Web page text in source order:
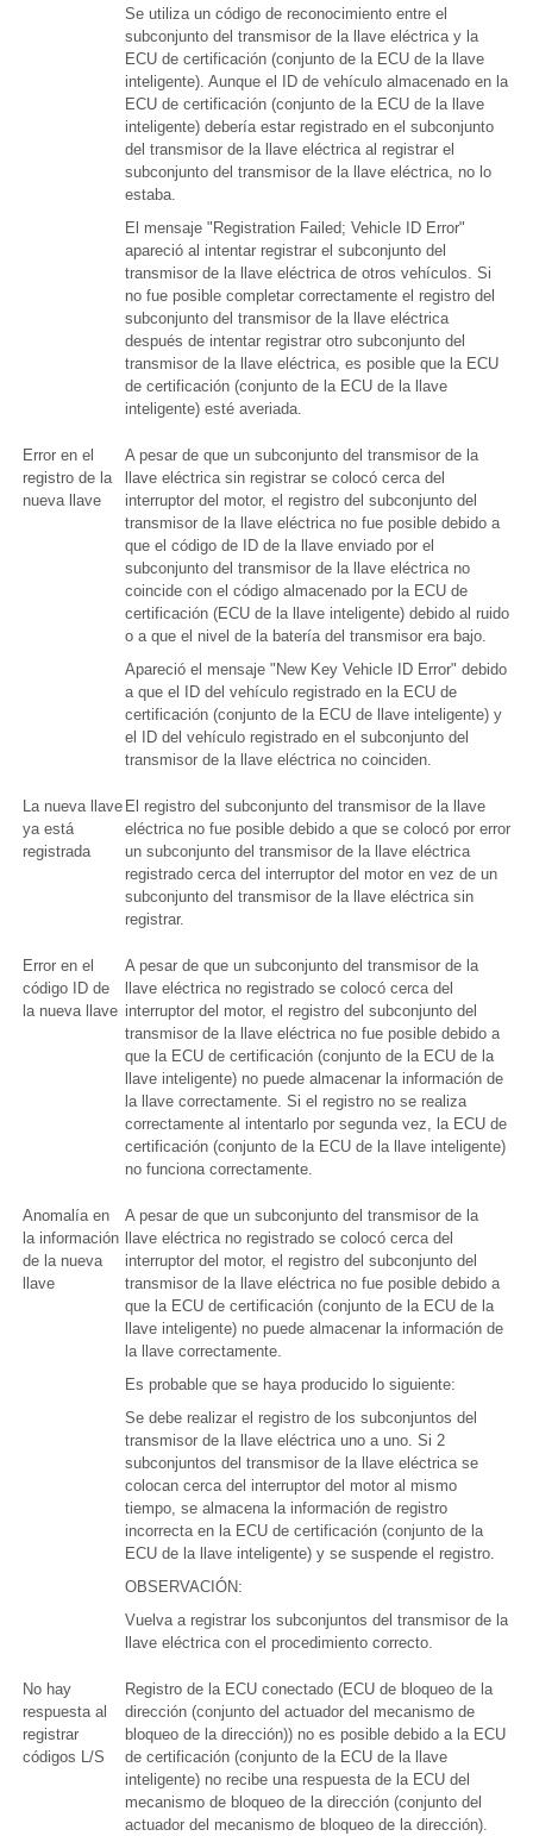
Se utiliza un código de reconocimiento entre el
subconjunto del transmisor de la llave eléctrica y la
ECU de certificación (conjunto de la ECU de la llave
inteligente). Aunque el ID de vehículo almacenado en la
ECU de certificación (conjunto de la ECU de la llave
inteligente) debería estar registrado en el subconjunto
del transmisor de la llave eléctrica al registrar el
subconjunto del transmisor de la llave eléctrica, no lo
estaba.
El mensaje "Registration Failed; Vehicle ID Error"
apareció al intentar registrar el subconjunto del
transmisor de la llave eléctrica de otros vehículos. Si
no fue posible completar correctamente el registro del
subconjunto del transmisor de la llave eléctrica
después de intentar registrar otro subconjunto del
transmisor de la llave eléctrica, es posible que la ECU
de certificación (conjunto de la ECU de la llave
inteligente) esté averiada.
Error en el
registro de la
nueva llave
A pesar de que un subconjunto del transmisor de la
llave eléctrica sin registrar se colocó cerca del
interruptor del motor, el registro del subconjunto del
transmisor de la llave eléctrica no fue posible debido a
que el código de ID de la llave enviado por el
subconjunto del transmisor de la llave eléctrica no
coincide con el código almacenado por la ECU de
certificación (ECU de la llave inteligente) debido al ruido
o a que el nivel de la batería del transmisor era bajo.
Apareció el mensaje "New Key Vehicle ID Error" debido
a que el ID del vehículo registrado en la ECU de
certificación (conjunto de la ECU de llave inteligente) y
el ID del vehículo registrado en el subconjunto del
transmisor de la llave eléctrica no coinciden.
La nueva llave
ya está
registrada
El registro del subconjunto del transmisor de la llave
eléctrica no fue posible debido a que se colocó por error
un subconjunto del transmisor de la llave eléctrica
registrado cerca del interruptor del motor en vez de un
subconjunto del transmisor de la llave eléctrica sin
registrar.
Error en el
código ID de
la nueva llave
A pesar de que un subconjunto del transmisor de la
llave eléctrica no registrado se colocó cerca del
interruptor del motor, el registro del subconjunto del
transmisor de la llave eléctrica no fue posible debido a
que la ECU de certificación (conjunto de la ECU de la
llave inteligente) no puede almacenar la información de
la llave correctamente. Si el registro no se realiza
correctamente al intentarlo por segunda vez, la ECU de
certificación (conjunto de la ECU de la llave inteligente)
no funciona correctamente.
Anomalía en
la información
de la nueva
llave
A pesar de que un subconjunto del transmisor de la
llave eléctrica no registrado se colocó cerca del
interruptor del motor, el registro del subconjunto del
transmisor de la llave eléctrica no fue posible debido a
que la ECU de certificación (conjunto de la ECU de la
llave inteligente) no puede almacenar la información de
la llave correctamente.
Es probable que se haya producido lo siguiente:
Se debe realizar el registro de los subconjuntos del
transmisor de la llave eléctrica uno a uno. Si 2
subconjuntos del transmisor de la llave eléctrica se
colocan cerca del interruptor del motor al mismo
tiempo, se almacena la información de registro
incorrecta en la ECU de certificación (conjunto de la
ECU de la llave inteligente) y se suspende el registro.
OBSERVACIÓN:
Vuelva a registrar los subconjuntos del transmisor de la
llave eléctrica con el procedimiento correcto.
No hay
respuesta al
registrar
códigos L/S
Registro de la ECU conectado (ECU de bloqueo de la
dirección (conjunto del actuador del mecanismo de
bloqueo de la dirección)) no es posible debido a la ECU
de certificación (conjunto de la ECU de la llave
inteligente) no recibe una respuesta de la ECU del
mecanismo de bloqueo de la dirección (conjunto del
actuador del mecanismo de bloqueo de la dirección).